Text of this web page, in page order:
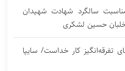
سالگرد شهادت شهیدان
حسین لشکری
تفرقه‌انگیز کار خداست/ سایپا